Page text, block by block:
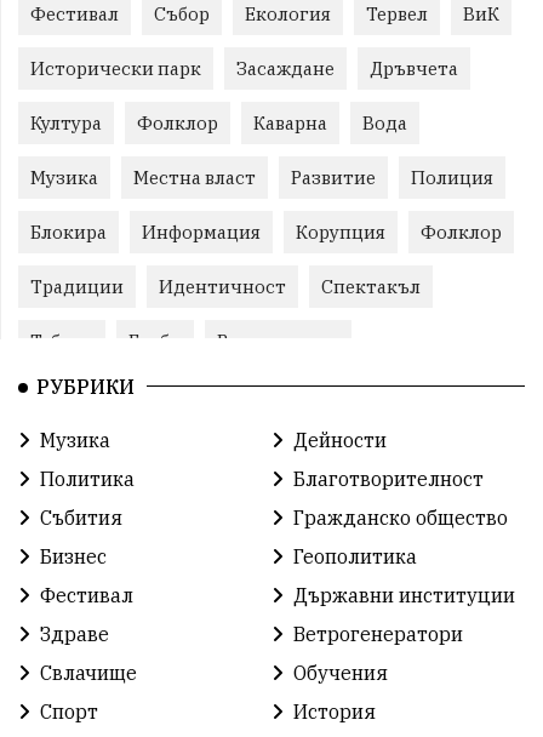
Фестивал Събор Екология Тервел ВиК
Исторически парк Засаждане Дръвчета
Култура Фолклор Каварна Вода
Музика Местна власт Развитие Полиция
Блокира Информация Корупция Фолклор
Традиции Идентичност Спектакъл
Табели Глоби Велотуризъм
Благотворителност
Работа Народност
Ретро Международен Футбол
Лига екология протест
Одринци
Концерт Победа Баскетбол
Усмивки история празник
РУБРИКИ
Музика
Дейности
Политика
Благотворителност
Събития
Гражданско общество
Бизнес
Геополитика
Фестивал
Държавни институции
Здраве
Ветрогенератори
Свлачище
Обучения
Спорт
История